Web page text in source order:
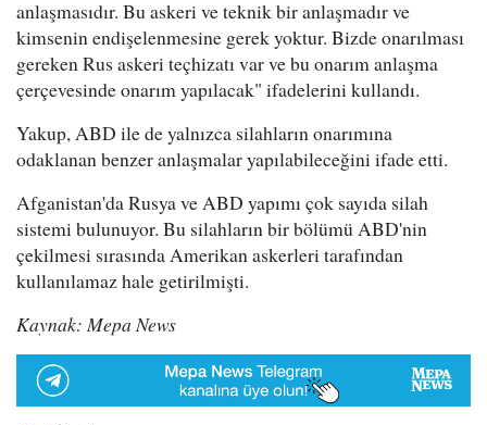
anlaşmasıdır. Bu askeri ve teknik bir anlaşmadır ve
kimsenin endişelenmesine gerek yoktur. Bizde onarılması
gereken Rus askeri teçhizatı var ve bu onarım anlaşma
çerçevesinde onarım yapılacak" ifadelerini kullandı.
Yakup, ABD ile de yalnızca silahların onarımına
odaklanan benzer anlaşmalar yapılabileceğini ifade etti.
Afganistan'da Rusya ve ABD yapımı çok sayıda silah
sistemi bulunuyor. Bu silahların bir bölümü ABD'nin
çekilmesi sırasında Amerikan askerleri tarafından
kullanılamaz hale getirilmişti.
Kaynak: Mepa News